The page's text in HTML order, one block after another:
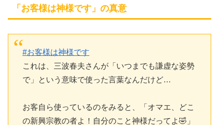
「お客様は神様です」の真意
#お客様は神様です
これは、三波春夫さんが「いつまでも謙虚な姿勢
で」という意味で使った言葉なんだけど…
お客自ら使っているのをみると、「オマエ、どこ
の新興宗教の者よ！自分のこと神様だってよ🤣」